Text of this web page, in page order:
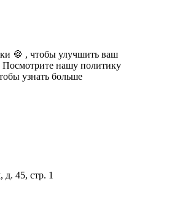
🍪 , чтобы улучшить ваш
Посмотрите нашу политику
узнать больше
д. 45, стр. 1